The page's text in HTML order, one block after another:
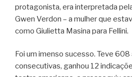
protagonista, era interpretada
Gwen Verdon – a mulher que
como Giulietta Masina para Fellini.
Foi um imenso sucesso. Teve
consecutivas, ganhou 12